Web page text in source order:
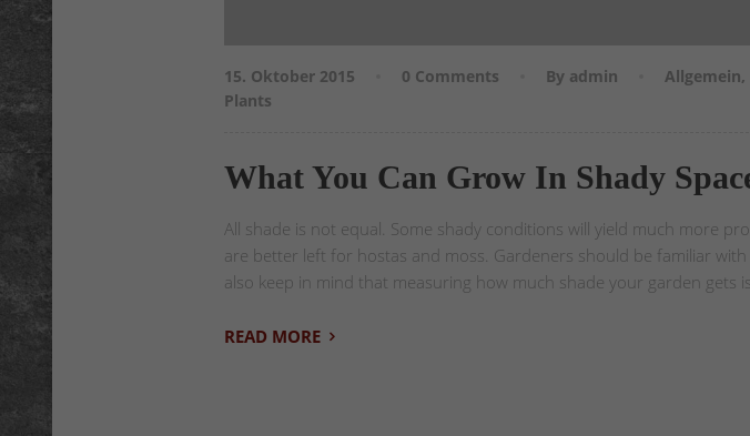
15. Oktober 2015 0 Comments By admin Allgemein,
Plants
What You Can Grow In Shady
All shade is not equal. Some shady conditions will yield much more
are better left for hostas and moss. Gardeners should be familiar
also keep in mind that measuring how much shade your garden gets
READ MORE